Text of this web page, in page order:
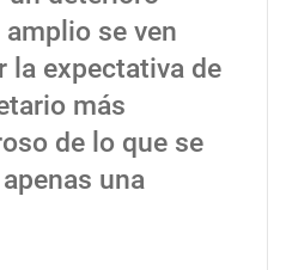
se ven
la expectativa de
más
de lo que se
una